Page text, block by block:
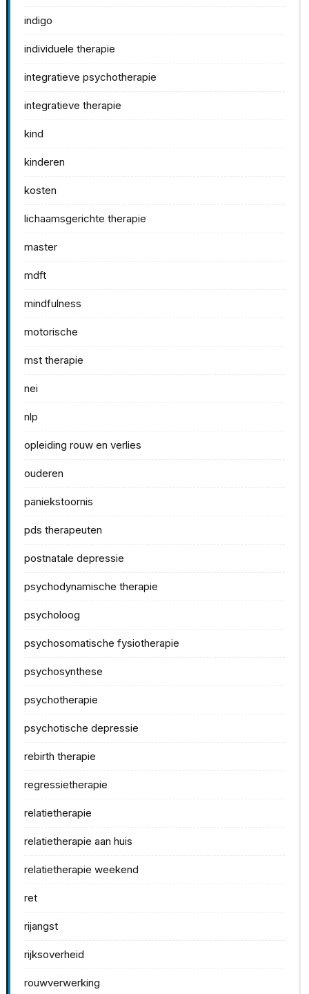
indigo
individuele therapie
integratieve psychotherapie
integratieve therapie
kind
kinderen
kosten
lichaamsgerichte therapie
master
mdft
mindfulness
motorische
mst therapie
nei
nlp
opleiding rouw en verlies
ouderen
paniekstoornis
pds therapeuten
postnatale depressie
psychodynamische therapie
psycholoog
psychosomatische fysiotherapie
psychosynthese
psychotherapie
psychotische depressie
rebirth therapie
regressietherapie
relatietherapie
relatietherapie aan huis
relatietherapie weekend
ret
rijangst
rijksoverheid
rouwverwerking